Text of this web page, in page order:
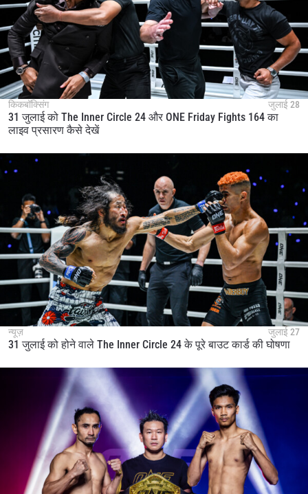
किकबॉक्सिंग जुलाई 28
31 जुलाई को The Inner Circle 24 और ONE Friday Fights 164 का
लाइव प्रसारण कैसे देखें
न्यूज़ जुलाई 27
31 जुलाई को होने वाले The Inner Circle 24 के पूरे बाउट कार्ड की घोषणा